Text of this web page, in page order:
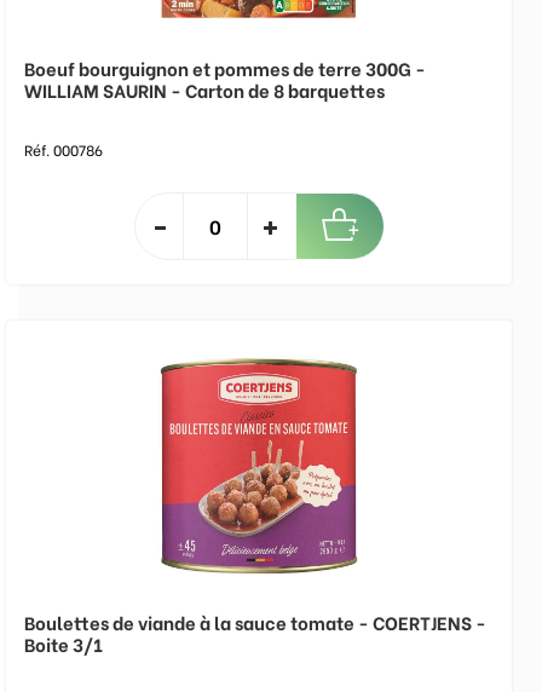
Boeuf bourguignon et pommes de terre 300G -
WILLIAM SAURIN - Carton de 8 barquettes
Réf. 000786
Boulettes de viande à la sauce tomate - COERTJENS -
Boite 3/1